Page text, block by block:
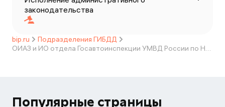
законодательства
bip.ru
Подразделения ГИБДД
ОИАЗ и ИО отдела Госавтоинспекции УМВД России по Ненецкому автономному округу
Популярные страницы